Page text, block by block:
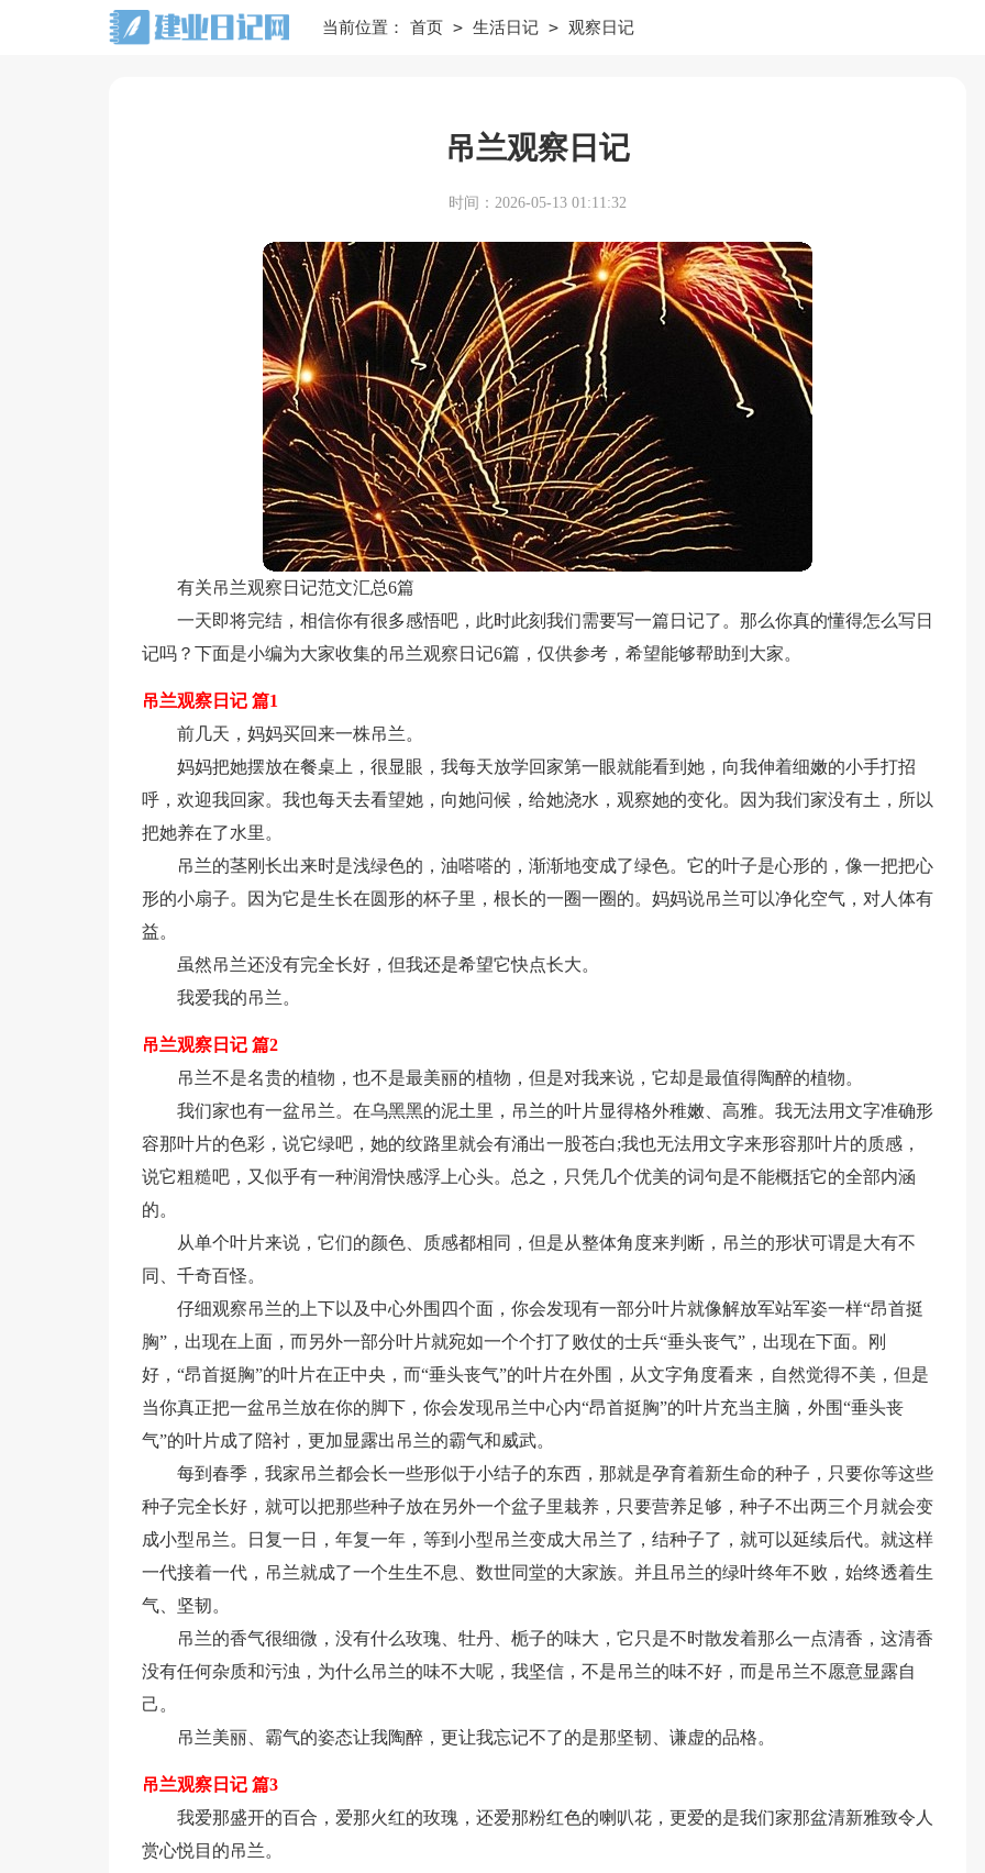
当前位置： 首页 > 生活日记 > 观察日记
吊兰观察日记
时间：2026-05-13 01:11:32
有关吊兰观察日记范文汇总6篇
一天即将完结，相信你有很多感悟吧，此时此刻我们需要写一篇日记了。那么你真的懂得怎么写日
记吗？下面是小编为大家收集的吊兰观察日记6篇，仅供参考，希望能够帮助到大家。
吊兰观察日记 篇1
前几天，妈妈买回来一株吊兰。
妈妈把她摆放在餐桌上，很显眼，我每天放学回家第一眼就能看到她，向我伸着细嫩的小手打招
呼，欢迎我回家。我也每天去看望她，向她问候，给她浇水，观察她的变化。因为我们家没有土，所以
把她养在了水里。
吊兰的茎刚长出来时是浅绿色的，油嗒嗒的，渐渐地变成了绿色。它的叶子是心形的，像一把把心
形的小扇子。因为它是生长在圆形的杯子里，根长的一圈一圈的。妈妈说吊兰可以净化空气，对人体有
益。
虽然吊兰还没有完全长好，但我还是希望它快点长大。
我爱我的吊兰。
吊兰观察日记 篇2
吊兰不是名贵的植物，也不是最美丽的植物，但是对我来说，它却是最值得陶醉的植物。
我们家也有一盆吊兰。在乌黑黑的泥土里，吊兰的叶片显得格外稚嫩、高雅。我无法用文字准确形
容那叶片的色彩，说它绿吧，她的纹路里就会有涌出一股苍白;我也无法用文字来形容那叶片的质感，
说它粗糙吧，又似乎有一种润滑快感浮上心头。总之，只凭几个优美的词句是不能概括它的全部内涵
的。
从单个叶片来说，它们的颜色、质感都相同，但是从整体角度来判断，吊兰的形状可谓是大有不
同、千奇百怪。
仔细观察吊兰的上下以及中心外围四个面，你会发现有一部分叶片就像解放军站军姿一样“昂首挺
胸”，出现在上面，而另外一部分叶片就宛如一个个打了败仗的士兵“垂头丧气”，出现在下面。刚
好，“昂首挺胸”的叶片在正中央，而“垂头丧气”的叶片在外围，从文字角度看来，自然觉得不美，但是
当你真正把一盆吊兰放在你的脚下，你会发现吊兰中心内“昂首挺胸”的叶片充当主脑，外围“垂头丧
气”的叶片成了陪衬，更加显露出吊兰的霸气和威武。
每到春季，我家吊兰都会长一些形似于小结子的东西，那就是孕育着新生命的种子，只要你等这些
种子完全长好，就可以把那些种子放在另外一个盆子里栽养，只要营养足够，种子不出两三个月就会变
成小型吊兰。日复一日，年复一年，等到小型吊兰变成大吊兰了，结种子了，就可以延续后代。就这样
一代接着一代，吊兰就成了一个生生不息、数世同堂的大家族。并且吊兰的绿叶终年不败，始终透着生
气、坚韧。
吊兰的香气很细微，没有什么玫瑰、牡丹、栀子的味大，它只是不时散发着那么一点清香，这清香
没有任何杂质和污浊，为什么吊兰的味不大呢，我坚信，不是吊兰的味不好，而是吊兰不愿意显露自
己。
吊兰美丽、霸气的姿态让我陶醉，更让我忘记不了的是那坚韧、谦虚的品格。
吊兰观察日记 篇3
我爱那盛开的百合，爱那火红的玫瑰，还爱那粉红色的喇叭花，更爱的是我们家那盆清新雅致令人
赏心悦目的吊兰。